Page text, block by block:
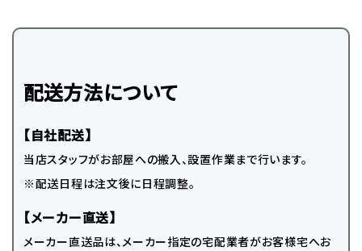
配送方法について
【自社配送】
当店スタッフがお部屋への搬入、設置作業まで行います。
※配送日程は注文後に日程調整。
【メーカー直送】
メーカー直送品は、メーカー指定の宅配業者がお客様宅へお